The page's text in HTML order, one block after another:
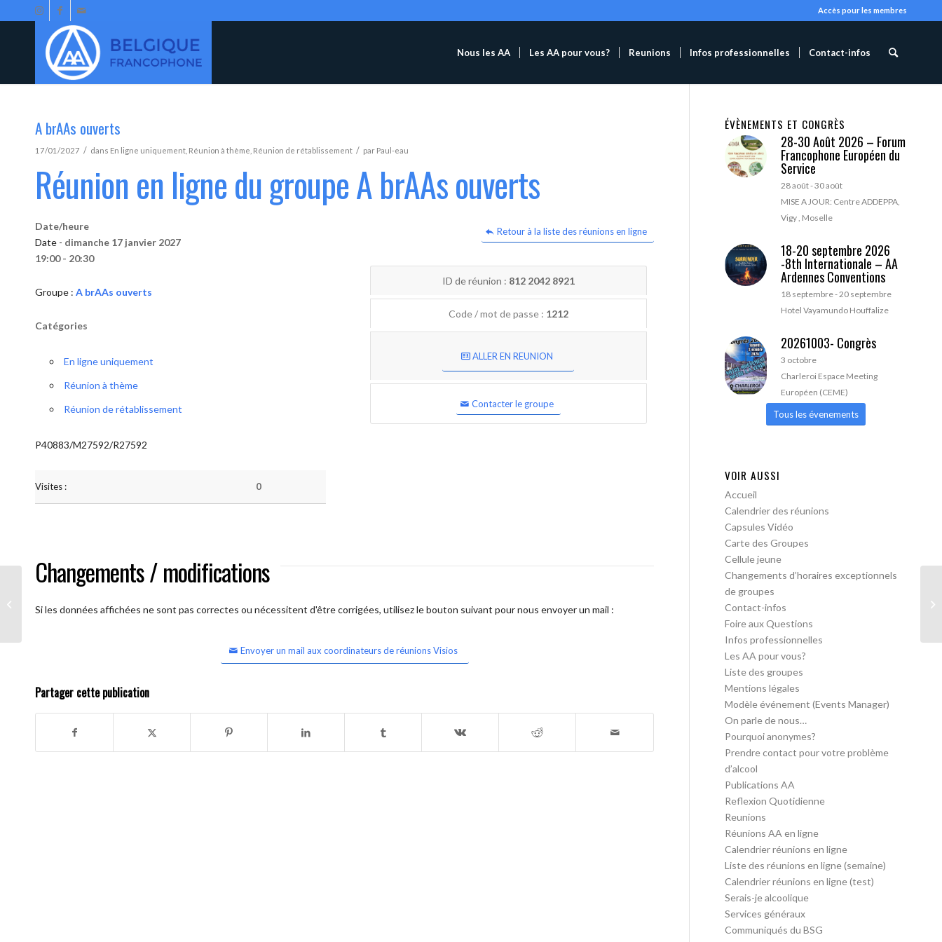
Accès pour les membres
Nous les AA Les AA pour vous? Reunions Infos professionnelles Contact-infos
A brAAs ouverts
17/01/2027 / dans En ligne uniquement Réunion à thème Réunion de rétablissement / par Paul-eau
Réunion en ligne du groupe A brAAs ouverts
Retour à la liste des réunions en ligne
Date/heure
Date - dimanche 17 janvier 2027
19:00 - 20:30
Groupe : A brAAs ouverts
Catégories
En ligne uniquement
Réunion à thème
Réunion de rétablissement
P40883/M27592/R27592
Visites : 0
ID de réunion : 812 2042 8921
Code / mot de passe : 1212
ALLER EN REUNION
Contacter le groupe
Changements / modifications
Si les données affichées ne sont pas correctes ou nécessitent d'être corrigées, utilisez le bouton suivant pour nous envoyer un mail :
Envoyer un mail aux coordinateurs de réunions Visios
Partager cette publication
ÉVÈNEMENTS ET CONGRÈS
28-30 Août 2026 – Forum
Francophone Européen du
Service
28 août-30 août
MISE A JOUR: Centre ADDEPPA,
Vigy , Moselle
18-20 septembre 2026
-8th Internationale – AA
Ardennes Conventions
18 septembre-20 septembre
Hotel Vayamundo Houffalize
20261003- Congrès
3 octobre
Charleroi Espace Meeting
Européen (CEME)
Tous les évenements
VOIR AUSSI
Accueil
Calendrier des réunions
Capsules Vidéo
Carte des Groupes
Cellule jeune
Changements d’horaires exceptionnels
de groupes
Contact-infos
Foire aux Questions
Infos professionnelles
Les AA pour vous?
Liste des groupes
Mentions légales
Modèle événement (Events Manager)
On parle de nous…
Pourquoi anonymes?
Prendre contact pour votre problème
d’alcool
Publications AA
Reflexion Quotidienne
Reunions
Réunions AA en ligne
Calendrier réunions en ligne
Liste des réunions en ligne (semaine)
Calendrier réunions en ligne (test)
Serais-je alcoolique
Services généraux
Communiqués du BSG
A